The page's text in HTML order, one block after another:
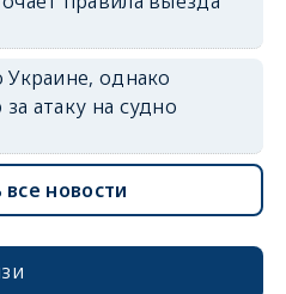
однако
атаку на судно
новости